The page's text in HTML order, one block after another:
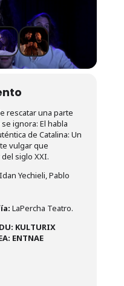
rescatar una parte
ignora: El habla
de Catalina: Un
vulgar que
siglo XXI.
Yechieli, Pablo
LaPercha Teatro.
KULTURIX
ENTNAE